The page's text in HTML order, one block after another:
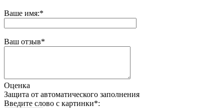
Ваше имя:*
Ваш отзыв*
Оценка
Защита от автоматического заполнения
Введите слово с картинки*: